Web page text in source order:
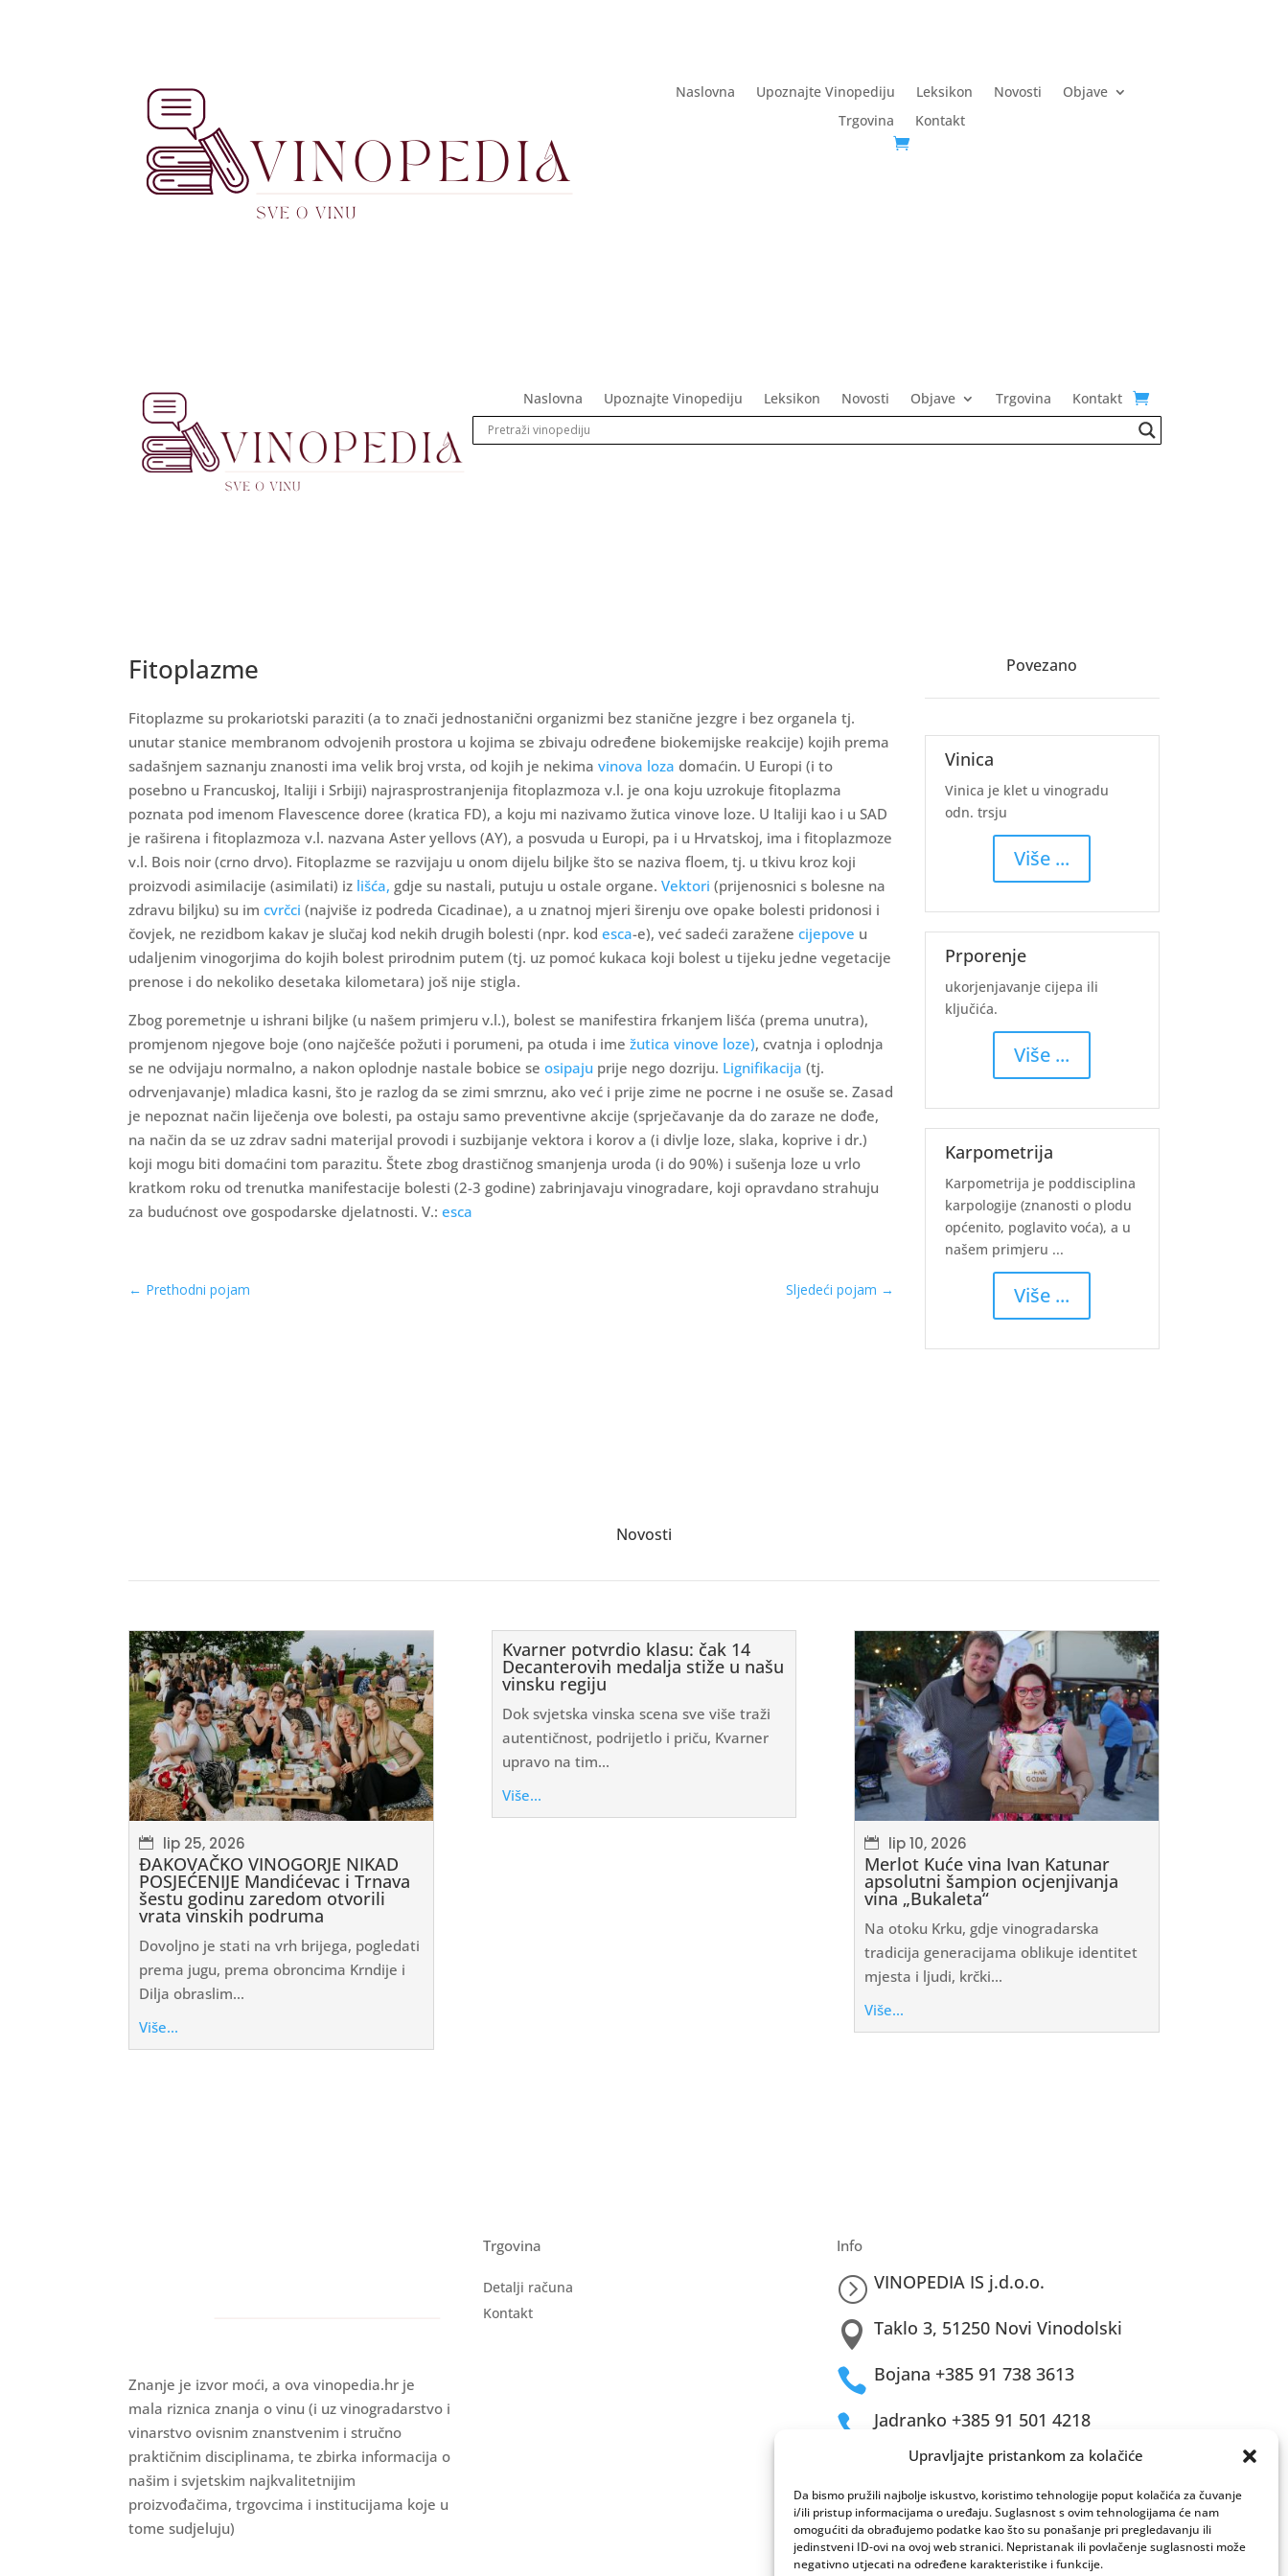
Upravljajte pristankom za kolačiće
Da bismo pružili najbolje iskustvo, koristimo tehnologije poput kolačića za čuvanje
i/ili pristup informacijama o uređaju. Suglasnost s ovim tehnologijama će nam
omogućiti da obrađujemo podatke kao što su ponašanje pri pregledavanju ili
jedinstveni ID-ovi na ovoj web stranici. Nepristanak ili povlačenje suglasnosti može
negativno utjecati na određene karakteristike i funkcije.
Naslovna Upoznajte Vinopediju Leksikon Novosti
Objave
Trgovina
Kontakt
Naslovna Upoznajte Vinopediju Leksikon Novosti Objave Trgovina Kontakt
Fitoplazme
Fitoplazme su prokariotski paraziti (a to znači jednostanični organizmi bez stanične jezgre i bez organela tj.
unutar stanice membranom odvojenih prostora u kojima se zbivaju određene biokemijske reakcije) kojih prema
sadašnjem saznanju znanosti ima velik broj vrsta, od kojih je nekimavinova loza domaćin. U Europi (i to
posebno u Francuskoj, Italiji i Srbiji) najrasprostranjenija fitoplazmoza v.l. je ona koju uzrokuje fitoplazma
poznata pod imenom Flavescence doree (kratica FD), a koju mi nazivamo žutica vinove loze. U Italiji kao i u SAD
je raširena i fitoplazmoza v.l. nazvana Aster yellovs (AY), a posvuda u Europi, pa i u Hrvatskoj, ima i fitoplazmoze
v.l. Bois noir (crno drvo). Fitoplazme se razvijaju u onom dijelu biljke što se naziva floem, tj. u tkivu kroz koji
proizvodi asimilacije (asimilati) iz lišća, gdje su nastali, putuju u ostale organe.Vektori (prijenosnici s bolesne na
zdravu biljku) su imcvrčci (najviše iz podreda Cicadinae), a u znatnoj mjeri širenju ove opake bolesti pridonosi i
čovjek, ne rezidbom kakav je slučaj kod nekih drugih bolesti (npr. kodesca-e), već sadeći zaraženecijepove u
udaljenim vinogorjima do kojih bolest prirodnim putem (tj. uz pomoć kukaca koji bolest u tijeku jedne vegetacije
prenose i do nekoliko desetaka kilometara) još nije stigla.
Zbog poremetnje u ishrani biljke (u našem primjeru v.l.), bolest se manifestira frkanjem lišća (prema unutra),
promjenom njegove boje (ono najčešće požuti i porumeni, pa otuda i imežutica vinove loze), cvatnja i oplodnja
se ne odvijaju normalno, a nakon oplodnje nastale bobice seosipaju prije nego dozriju. Lignifikacija (tj.
odrvenjavanje) mladica kasni, što je razlog da se zimi smrznu, ako već i prije zime ne pocrne i ne osuše se. Zasad
je nepoznat način liječenja ove bolesti, pa ostaju samo preventivne akcije (sprječavanje da do zaraze ne dođe,
na način da se uz zdrav sadni materijal provodi i suzbijanje vektora i korov a (i divlje loze, slaka, koprive i dr.)
koji mogu biti domaćini tom parazitu. Štete zbog drastičnog smanjenja uroda (i do 90%) i sušenja loze u vrlo
kratkom roku od trenutka manifestacije bolesti (2-3 godine) zabrinjavaju vinogradare, koji opravdano strahuju
za budućnost ove gospodarske djelatnosti. V.: esca
← Prethodni pojam Sljedeći pojam →
Povezano
Vinica
Vinica je klet u vinogradu
odn. trsju
Više ...
Prporenje
ukorjenjavanje cijepa ili
ključića.
Više ...
Karpometrija
Karpometrija je poddisciplina
karpologije (znanosti o plodu
općenito, poglavito voća), a u
našem primjeru ...
Više ...
Novosti
lip 25, 2026
ĐAKOVAČKO VINOGORJE NIKAD
POSJEĆENIJE Mandićevac i Trnava
šestu godinu zaredom otvorili
vrata vinskih podruma
Dovoljno je stati na vrh brijega, pogledati
prema jugu, prema obroncima Krndije i
Dilja obraslim...
Više...
Kvarner potvrdio klasu: čak 14
Decanterovih medalja stiže u našu
vinsku regiju
Dok svjetska vinska scena sve više traži
autentičnost, podrijetlo i priču, Kvarner
upravo na tim...
Više...
lip 10, 2026
Merlot Kuće vina Ivan Katunar
apsolutni šampion ocjenjivanja
vina „Bukaleta“
Na otoku Krku, gdje vinogradarska
tradicija generacijama oblikuje identitet
mjesta i ljudi, krčki...
Više...
Znanje je izvor moći, a ova vinopedia.hr je
mala riznica znanja o vinu (i uz vinogradarstvo i
vinarstvo ovisnim znanstvenim i stručno
praktičnim disciplinama, te zbirka informacija o
našim i svjetskim najkvalitetnijim
proizvođačima, trgovcima i institucijama koje u
tome sudjeluju)
Trgovina
Detalji računa
Kontakt
Info
= VINOPEDIA IS j.d.o.o.
 Taklo 3, 51250 Novi Vinodolski
 Bojana +385 91 738 3613
 Jadranko +385 91 501 4218
info@vinopedia.hr